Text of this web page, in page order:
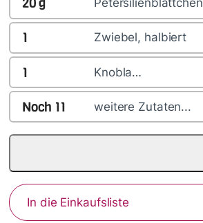
Petersilienblättchen
1 Zwiebel, halbiert
1 Knobla…
Noch 11 weitere Zutaten...
In die Einkaufsliste